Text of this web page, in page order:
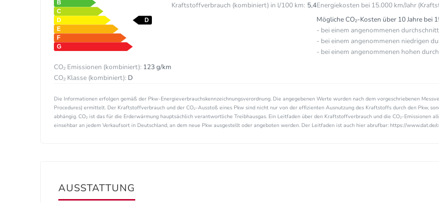
CO₂ Emissionen (kombiniert): 123 g/km
CO₂ Klasse (kombiniert): D
Kraftstoffverbrauch (kombiniert) in l/100 km: 5,4Energiekosten bei 15.000 km/Jahr
Mögliche CO₂-Kosten über 10 Jahre bei
- bei einem angenommenen
- bei einem angenommenen niedrigen
- bei einem angenommenen hohen
Die Informationen erfolgen gemäß der Pkw-Energieverbrauchskennzeichnungsverordnung. Die angegebenen Werte wurden nach dem vorgeschriebenen
Procedures) ermittelt. Der Kraftstoffverbrauch und der CO₂-Ausstoß eines Pkw sind nicht nur von der effizienten Ausnutzung des Kraftstoffs durch den Pkw,
abhängig. CO₂ ist das für die Erderwärmung hauptsächlich verantwortliche Treibhausgas. Ein Leitfaden über den Kraftstoffverbrauch und die CO₂-Emissionen
einsehbar an jedem Verkaufsort in Deutschland, an dem neue Pkw ausgestellt oder angeboten werden. Der Leitfaden ist auch hier abrufbar: https://www.dat.de/
AUSSTATTUNG